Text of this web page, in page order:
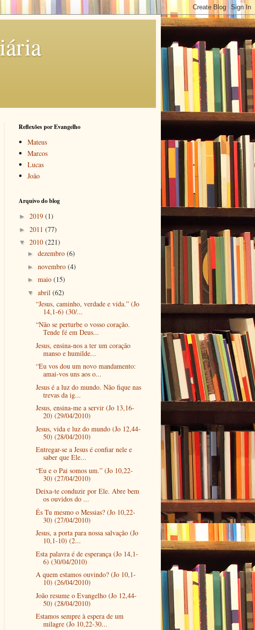
Reflexões por Evangelho
Mateus
Marcos
Lucas
João
Arquivo do blog
► 2019 (1)
► 2011 (77)
▼ 2010 (221)
► dezembro (6)
► novembro (4)
► maio (15)
▼ abril (62)
“Jesus, caminho, verdade e vida.” (Jo
14,1-6) (30/...
“Não se perturbe o vosso coração.
Tende fé em Deus...
Jesus, ensina-nos a ter um coração
manso e humilde...
“Eu vos dou um novo mandamento:
amai-vos uns aos o...
Jesus é a luz do mundo. Não fique nas
trevas da ig...
Jesus, ensina-me a servir (Jo 13,16-
20) (29/04/2010)
Jesus, vida e luz do mundo (Jo 12,44-
50) (28/04/2010)
Entregar-se a Jesus é confiar nele e
saber que Ele...
“Eu e o Pai somos um.” (Jo 10,22-
30) (27/04/2010)
Deixa-te conduzir por Ele. Abre bem
os ouvidos do ...
És Tu mesmo o Messias? (Jo 10,22-
30) (27/04/2010)
Jesus, a porta para nossa salvação (Jo
10,1-10) (2...
Esta palavra é de esperança (Jo 14,1-
6) (30/04/2010)
A quem estamos ouvindo? (Jo 10,1-
10) (26/04/2010)
João resume o Evangelho (Jo 12,44-
50) (28/04/2010)
Estamos sempre à espera de um
milagre (Jo 10,22-30...